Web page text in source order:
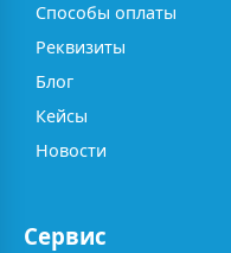
Способы оплаты
Реквизиты
Блог
Кейсы
Новости
Сервис